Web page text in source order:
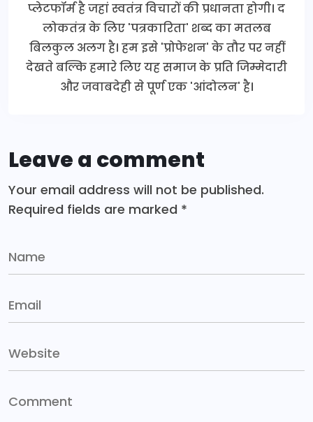
प्लेटफॉर्म है जहां स्वतंत्र विचारों की प्रधानता होगी। द
लोकतंत्र के लिए 'पत्रकारिता' शब्द का मतलब
बिलकुल अलग है। हम इसे 'प्रोफेशन' के तौर पर नहीं
देखते बल्कि हमारे लिए यह समाज के प्रति जिम्मेदारी
और जवाबदेही से पूर्ण एक 'आंदोलन' है।
Leave a comment
Your email address will not be published.
Required fields are marked *